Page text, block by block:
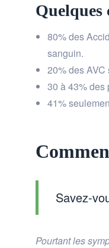
Quelques
80% des
sanguin.
20% des AVC
30 à 43% des
41%
Savez-
Pourtant les